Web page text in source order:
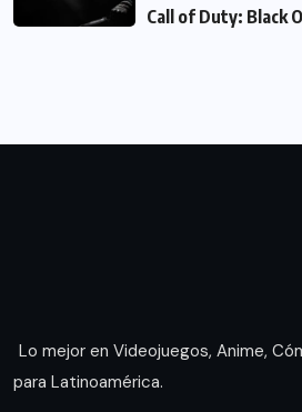
Call of Duty: Black
Lo mejor en Videojuegos, Anime,
para Latinoamérica.